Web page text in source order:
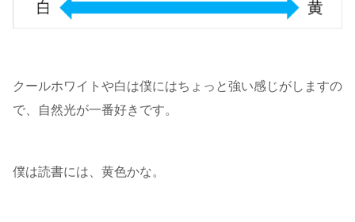
クールホワイトや白は僕にはちょっと強い感じがしますの
で、自然光が一番好きです。
僕は読書には、黄色かな。